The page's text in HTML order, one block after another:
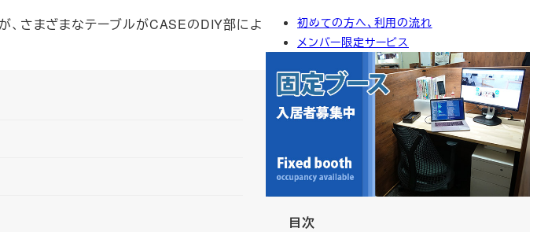
、さまざまなテーブルがCASEのDIY部によ
初めての方へ、利用の流れ
メンバー限定サービス
目次